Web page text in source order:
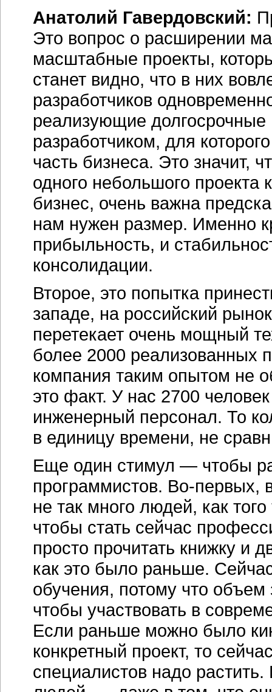
Анатолий Гавердовский:
Это вопрос о расширении
масштабные проекты,
станет видно, что в них
разработчиков
реализующие долгосрочные
разработчиком, для
часть бизнеса. Это значит,
одного небольшого проекта
бизнес, очень важна
нам нужен размер. Именно
прибыльность, и
консолидации.
Второе, это попытка
западе, на российский
перетекает очень мощный
более 2000 реализованных
компания таким опытом не
это факт. У нас 2700
инженерный персонал. То
в единицу времени, не
Еще один стимул — чтобы
программистов. Во-первых,
не так много людей, как
чтобы стать сейчас
просто прочитать книжку и
как это было раньше.
обучения, потому что
чтобы участвовать в
Если раньше можно было
конкретный проект, то
специалистов надо